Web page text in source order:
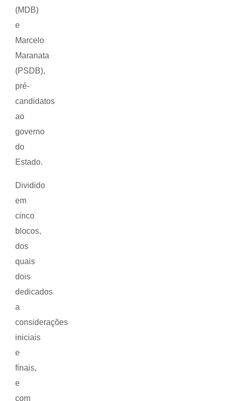
(MDB)
e
Marcelo
Maranata
(PSDB),
pré-
candidatos
ao
governo
do
Estado.
Dividido
em
cinco
blocos,
dos
quais
dois
dedicados
a
considerações
iniciais
e
finais,
e
com